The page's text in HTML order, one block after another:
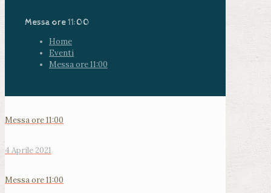
Messa ore 11:00
Home
Eventi
Messa ore 11:00
Messa ore 11:00
4 Aprile 2021
Messa ore 11:00